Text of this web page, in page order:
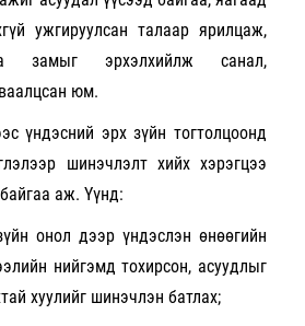
ужгируулсан талаар ярилцаж,
замыг эрхэлхийлж санал,
юм.
үндэсний эрх зүйн тогтолцоонд
шинэчлэлт хийх хэрэгцээ
аж. Үүнд:
онол дээр үндэслэн өнөөгийн
нийгэмд тохирсон, асуудлыг
хуулийг шинэчлэн батлах;